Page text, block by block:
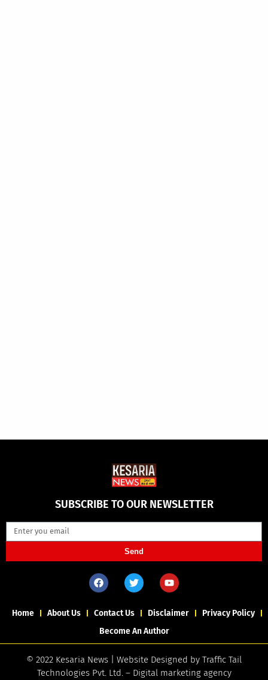
SUBSCRIBE TO OUR NEWSLETTER
Send
Home About Us Contact Us Disclaimer
Privacy Policy
Become An Author
© 2022 Kesaria News | Website Designed by Traffic Tail
Technologies Pvt. Ltd.– Digital marketing agency